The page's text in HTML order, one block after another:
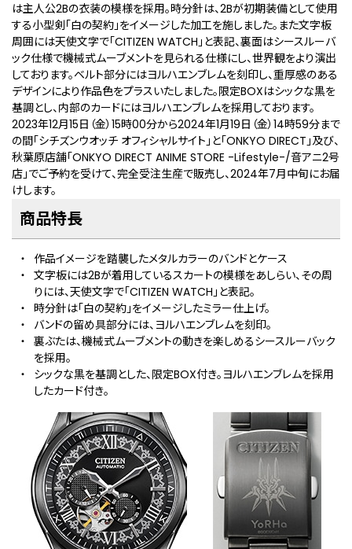
は主人公2Bの衣装の模様を採用。時分針は、2Bが初期装備として使用
する小型剣「白の契約」をイメージした加工を施しました。また文字板
周囲には天使文字で「CITIZEN WATCH」と表記、裏面はシースルーバ
ック仕様で機械式ムーブメントを見られる仕様にし、世界観をより演出
しております。ベルト部分にはヨルハエンブレムを刻印し、重厚感のある
デザインにより作品色をプラスいたしました。限定BOXはシックな黒を
基調とし、内部のカードにはヨルハエンブレムを採用しております。
2023年12⽉15⽇（金）15時00分から2024年1月19日（金）14時59分まで
の間「シチズンウオッチ オフィシャルサイト」と「ONKYO DIRECT」及び、
秋葉原店舗「ONKYO DIRECT ANIME STORE -Lifestyle-/音アニ2号
店」でご予約を受けて、完全受注⽣産で販売し、2024年7月中旬にお届
けします。
商品特⻑
作品イメージを踏襲したメタルカラーのバンドとケース
文字板には2Bが着用しているスカートの模様をあしらい、その周
りには、天使文字で「CITIZEN WATCH」と表記。
時分針は「白の契約」をイメージしたミラー仕上げ。
バンドの留め具部分には、ヨルハエンブレムを刻印。
裏ぶたは、機械式ムーブメントの動きを楽しめるシースルーバック
を採用。
シックな黒を基調とした、限定BOX付き。ヨルハエンブレムを採用
したカード付き。